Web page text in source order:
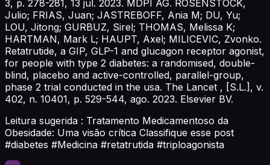
3, p. 278-281, 13 jul. 2023. MDPI AG. ROSENSTOCK,
Julio; FRIAS, Juan; JASTREBOFF, Ania M; DU, Yu;
LOU, Jitong; GURBUZ, Sirel; THOMAS, Melissa K;
HARTMAN, Mark L; HAUPT, Axel; MILICEVIC, Zvonko.
Retatrutide, a GIP, GLP-1 and glucagon receptor agonist,
for people with type 2 diabetes: a randomised, double-
blind, placebo and active-controlled, parallel-group,
phase 2 trial conducted in the usa. The Lancet , [S.L.], v.
402, n. 10401, p. 529-544, ago. 2023. Elsevier BV.
Leitura sugerida : Tratamento Medicamentoso da
Obesidade: Uma visão crítica Classifique esse post
#diabetes #Medicina #retatrutida #triploagonista